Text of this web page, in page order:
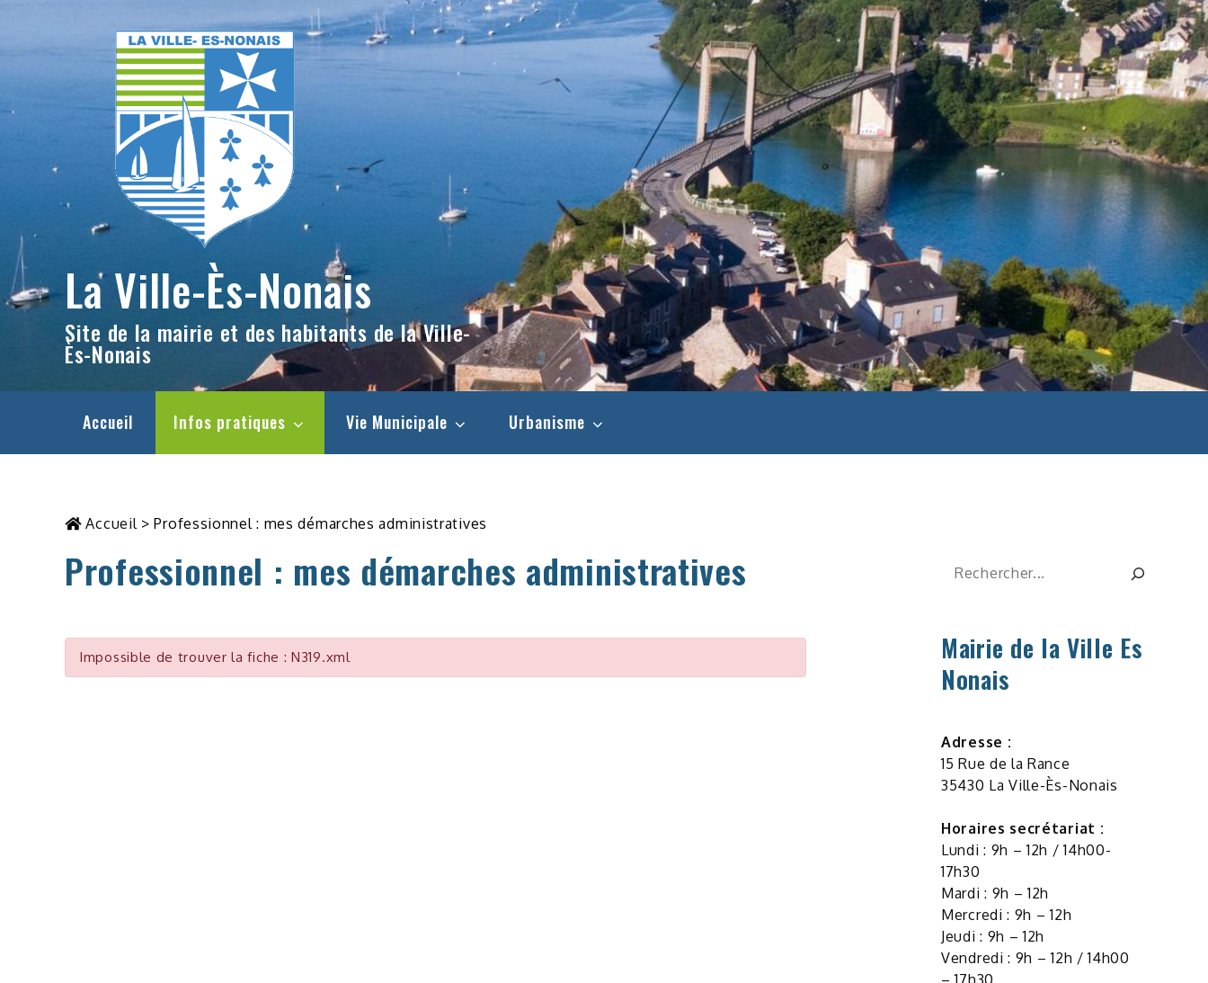
La Ville-Ès-Nonais
Site de la mairie et des habitants de la Ville-
Ès-Nonais
Accueil Infos pratiques Vie Municipale Urbanisme
Accueil >Professionnel : mes démarches administratives
Professionnel : mes démarches administratives
Impossible de trouver la fiche : N319.xml
Rechercher
Mairie de la Ville Es
Nonais
Adresse :
15 Rue de la Rance
35430 La Ville-Ès-Nonais
Horaires secrétariat :
Lundi : 9h – 12h / 14h00-
17h30
Mardi : 9h – 12h
Mercredi : 9h – 12h
Jeudi : 9h – 12h
Vendredi : 9h – 12h / 14h00